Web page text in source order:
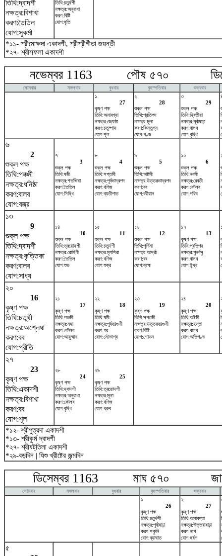
তিথি:দ্বাদশী
নক্ষত্র:বিশাখা
করণ:তৈতিল
যোগ:সুকর্মা
তিথি:চতুর্দশী
নক্ষত্র:অনুরাধা
করণ:বিষ্টি
যোগ:ধৃতি
*১১- শ্রীমোক্ষদা একাদশী, শ্রীশ্রীগীতা জয়ন্তী
*২৭- শ্রীসফলা একাদশী
নভেম্বর 1163 পৌষ ৫৭০
সোমবার মঙ্গলবার বুধবার বৃহস্পতিবার
শুক্রবার
১
27
কৃষ্ণ পক্ষ
তিথি:অমাবশ্যা
নক্ষত্র:জ্যেষ্ঠা
করণ:চতুষ্পাদ
যোগ:শূল
২
28
শুক্ল পক্ষ
তিথি:প্রতিপদ
নক্ষত্র:মূলা
করণ:কিন্তুগ্ন
যোগ:গণ্ড
৩
29
শুক্ল পক্ষ
তিথি:দ্বিতীয়া
নক্ষত্র:পূর্বাষাঢ়া
করণ:বালব
যোগ:বৃদ্ধি
৬
2
শুক্ল পক্ষ
তিথি:পঞ্চমী
নক্ষত্র:ধনিষ্ঠা
করণ:বালব
যোগ:বজ্র
৭
3
শুক্ল পক্ষ
তিথি:ষষ্ঠী
নক্ষত্র:শতভিষ‌া
করণ:তৈতিল
যোগ:সিদ্ধি
৮
4
শুক্ল পক্ষ
তিথি:সপ্তমী
নক্ষত্র:পূর্বভাদ্রপদ
করণ:বণিজ
যোগ:ব্যতীপাত
৯
5
শুক্ল পক্ষ
তিথি:অষ্টমী
নক্ষত্র:উত্তরভাদ্রপদ
করণ:বব
যোগ:বরীয়ান
১০
6
শুক্ল পক্ষ
তিথি:নবমী
নক্ষত্র:রেবতী
করণ:কৌলব
যোগ:পরিঘ
১৩
9
শুক্ল পক্ষ
তিথি:দ্বাদশী
নক্ষত্র:কৃত্তিকা
করণ:বালব
যোগ:সাধ্য
১৪
10
শুক্ল পক্ষ
তিথি:ত্রয়োদশী
নক্ষত্র:রোহিণী
করণ:তৈতিল
যোগ:শুভ
১৫
11
শুক্ল পক্ষ
তিথি:চতুর্দশী
নক্ষত্র:মৃগশিরা
করণ:বণিজ
যোগ:শুক্র
১৬
12
শুক্ল পক্ষ
তিথি:পূর্ণিমা
নক্ষত্র:আর্দ্রা
করণ:বব
যোগ:ব্রহ্ম
১৭
13
কৃষ্ণ পক্ষ
তিথি:প্রতিপদ
নক্ষত্র:পুনর্বসু
করণ:বালব
যোগ:ইন্দ্র
২০
16
কৃষ্ণ পক্ষ
তিথি:চতুর্থী
নক্ষত্র:অশ্লেষা
করণ:বব
যোগ:প্রীতি
২১
17
কৃষ্ণ পক্ষ
তিথি:পঞ্চমী
নক্ষত্র:মঘা
করণ:কৌলব
যোগ:আয়ুষ্মান
২২
18
কৃষ্ণ পক্ষ
তিথি:ষষ্ঠী
নক্ষত্র:পূর্বফাল্গুনী
করণ:গর
যোগ:সৌভাগ্য
২৩
19
কৃষ্ণ পক্ষ
তিথি:সপ্তমী
নক্ষত্র:উত্তরফাল্গুনী
করণ:বিষ্টি
যোগ:শোভন
২৪
20
কৃষ্ণ পক্ষ
তিথি:অষ্টমী
নক্ষত্র:হস্তা
করণ:বালব
যোগ:অতিগণ্ড
২৭
23
কৃষ্ণ পক্ষ
তিথি:একাদশী
নক্ষত্র:বিশাখা
করণ:বব
যোগ:শূল
২৮
24
কৃষ্ণ পক্ষ
তিথি:দ্বাদশী
নক্ষত্র:অনুরাধা
করণ:কৌলব
যোগ:বৃদ্ধি
২৯
25
কৃষ্ণ পক্ষ
তিথি:ত্রয়োদশী
নক্ষত্র:মূলা
করণ:বণিজ
যোগ:ধ্রুব
*১২- শ্রীপুত্রদা একাদশী
*১৩- শ্রীকুর্ম দ্বাদশী
*২৭- শ্রীষট্‌তিলা একাদশী
*২৯-বড়দিন | যিশু খ্রীষ্টের জন্মদিন
ডিসেম্বর 1163 মাঘ ৫৭০
সোমবার মঙ্গলবার বুধবার বৃহস্পতিবার
শুক্রবার
১
26
কৃষ্ণ পক্ষ
তিথি:চতুর্দশী
নক্ষত্র:পূর্বাষাঢ়া
করণ:শকুনি
যোগ:ব্যাঘাত
২
27
কৃষ্ণ পক্ষ
তিথি:অমাবশ্যা
নক্ষত্র:উত্তরাষাঢ়া
করণ:নাগ
যোগ:হর্ষণ
৫